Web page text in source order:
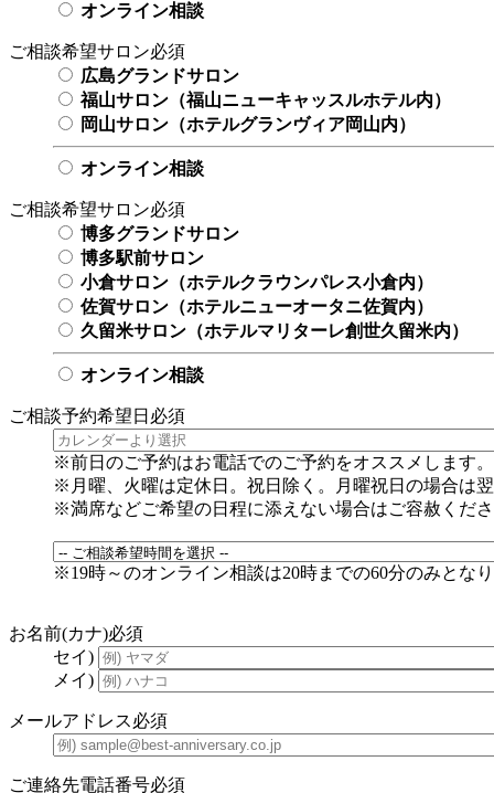
オンライン相談
ご相談希望サロン必須
広島グランドサロン
福山サロン（福山ニューキャッスルホテル内）
岡山サロン（ホテルグランヴィア岡山内）
オンライン相談
ご相談希望サロン必須
博多グランドサロン
博多駅前サロン
小倉サロン（ホテルクラウンパレス小倉内）
佐賀サロン（ホテルニューオータニ佐賀内）
久留米サロン（ホテルマリターレ創世久留米内）
オンライン相談
ご相談予約希望日 必須
※前日のご予約はお電話でのご予約をオススメします。
※月曜、火曜は定休日。祝日除く。月曜祝日の場合は
※満席などご希望の日程に添えない場合はご容赦くだ
※19時～のオンライン相談は20時までの60分のみとな
お名前(カナ)必須
セイ)
メイ)
メールアドレス必須
ご連絡先電話番号必須